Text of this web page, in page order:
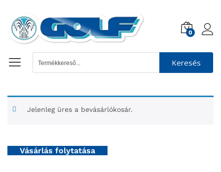
0
Keresés
Jelenleg üres a bevásárlókosár.
Vásárlás folytatása